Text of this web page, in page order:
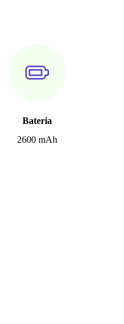
Bateria
2600 mAh